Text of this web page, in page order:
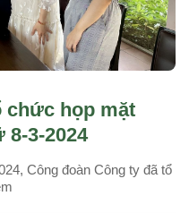
chức họp mặt
8-3-2024
Công đoàn Công ty đã tổ